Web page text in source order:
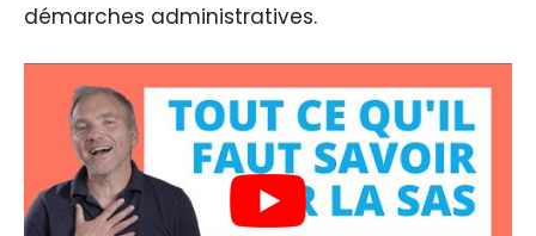
démarches administratives.